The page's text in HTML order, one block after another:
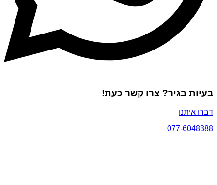
בעיות בגיר? צרו קשר כעת!
דברו איתנו
077-6048388